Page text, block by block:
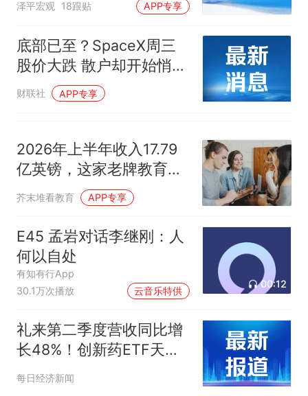
泽平宏观 18跟贴 APP专享
底部已至？SpaceX周三
股价大跌 散户却开始悄悄
抄底
财联社 APP专享
2026年上半年收入17.79
亿英镑，这家老牌教育巨
头加码AI技能提升
芥末堆看教育 APP专享
E45 孟岩对话李继刚：人
何以自处
有知有行App
30.1万次播放
云音乐特供
00:12
礼来第二季度营收同比增
长48%！创新药ETF天弘
（517380）标的指数盘中
每日经济新闻